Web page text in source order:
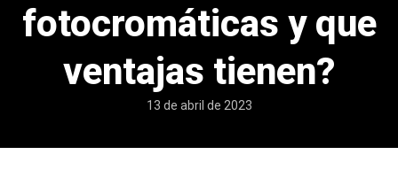
fotocromáticas y que
ventajas tienen?
13 de abril de 2023